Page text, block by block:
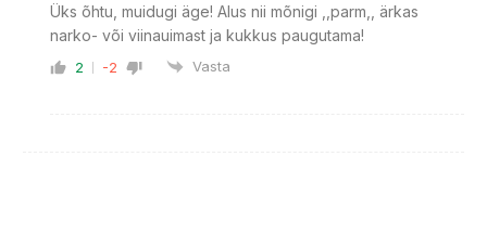
Üks õhtu, muidugi äge! Alus nii mõnigi ,,parm,, ärkas
narko- või viinauimast ja kukkus paugutama!
2 -2 Vasta